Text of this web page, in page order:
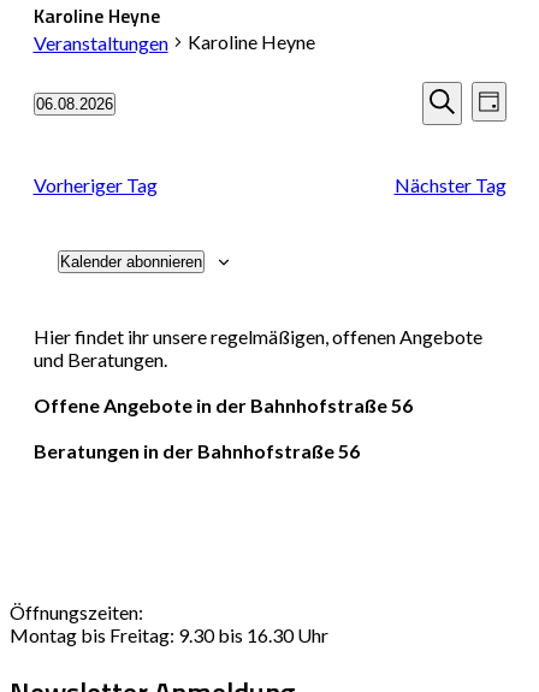
Karoline Heyne
Veranstaltungen Karoline Heyne
und
Suche
Tag
06.08.2026
Vorheriger Tag
Nächster Tag
Kalender abonnieren
Hier findet ihr unsere regelmäßigen, offenen Angebote
und Beratungen.
Offene Angebote in der Bahnhofstraße 56
Beratungen in der Bahnhofstraße 56
Öffnungszeiten:
Montag bis Freitag: 9.30 bis 16.30 Uhr